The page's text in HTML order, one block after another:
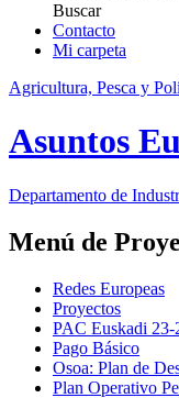
Buscar
Contacto
Mi carpeta
Agricultura, Pesca y
Asuntos
Departamento de
Menú de
Redes Europeas
Proyectos
PAC Euskadi 23-
Pago Básico
Osoa: Plan de
Plan Operativo